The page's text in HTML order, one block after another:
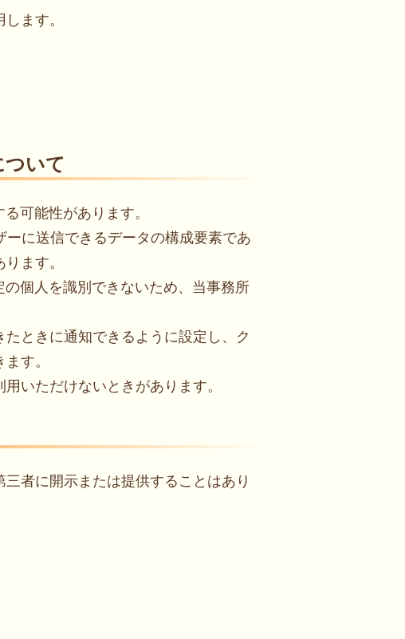
ます。
いて
可能性があります。
に送信できるデータの構成要素であ
ます。
個人を識別できないため、当事務所
ときに通知できるように設定し、ク
す。
いただけないときがあります。
者に開示または提供することはあり